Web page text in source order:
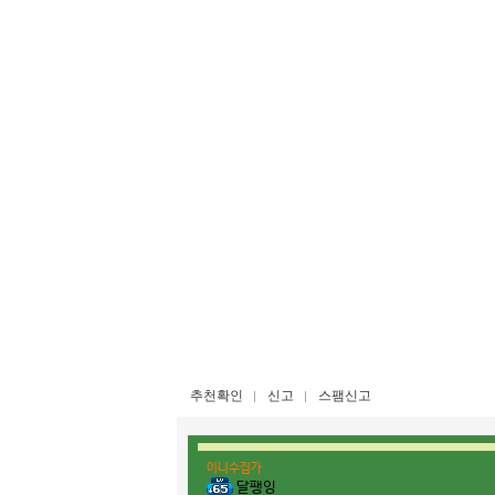
추천확인 신고 스팸신고
이니수집가
달팽잉